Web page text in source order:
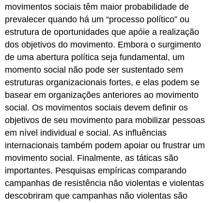
movimentos sociais têm maior probabilidade de
prevalecer quando há um “processo político” ou
estrutura de oportunidades que apóie a realização
dos objetivos do movimento. Embora o surgimento
de uma abertura política seja fundamental, um
momento social não pode ser sustentado sem
estruturas organizacionais fortes, e elas podem se
basear em organizações anteriores ao movimento
social. Os movimentos sociais devem definir os
objetivos de seu movimento para mobilizar pessoas
em nível individual e social. As influências
internacionais também podem apoiar ou frustrar um
movimento social. Finalmente, as táticas são
importantes. Pesquisas empíricas comparando
campanhas de resistência não violentas e violentas
descobriram que campanhas não violentas são